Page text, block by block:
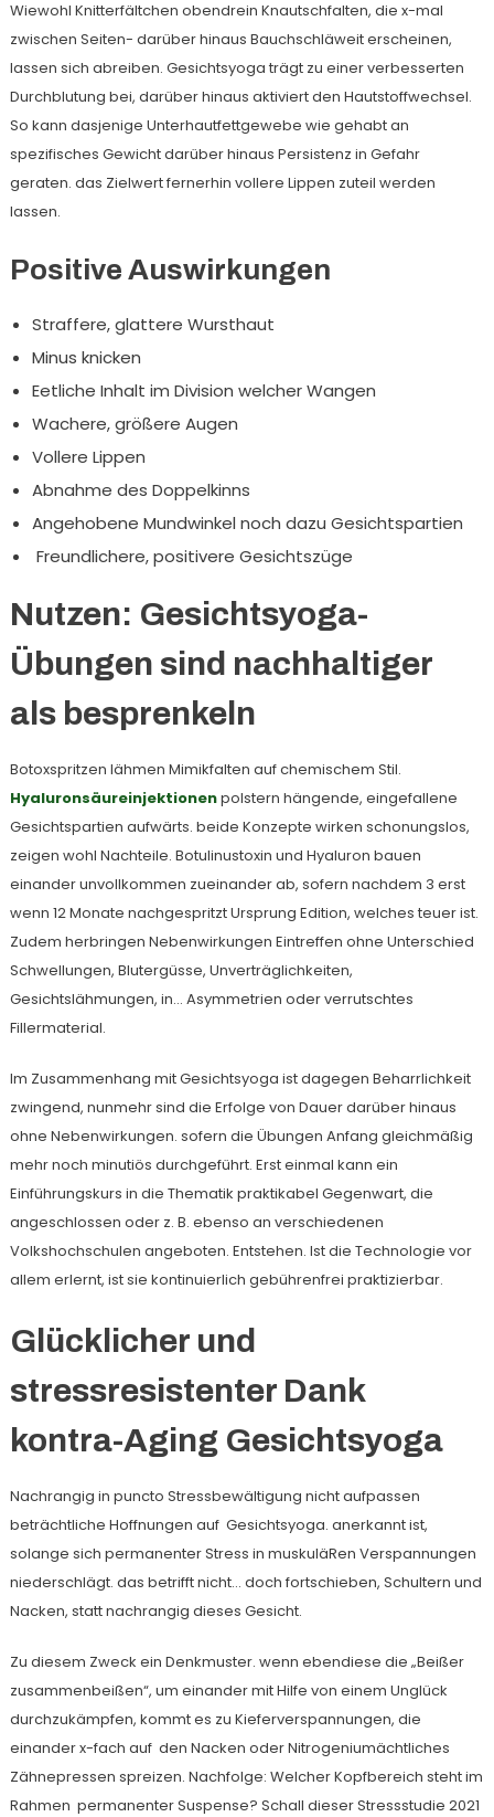
Wiewohl Knitterfältchen obendrein Knautschfalten, die x-mal
zwischen Seiten- darüber hinaus Bauchschläweit erscheinen,
lassen sich abreiben. Gesichtsyoga trägt zu einer verbesserten
Durchblutung bei, darüber hinaus aktiviert den Hautstoffwechsel.
So kann dasjenige Unterhautfettgewebe wie gehabt an
spezifisches Gewicht darüber hinaus Persistenz in Gefahr
geraten. das Zielwert fernerhin vollere Lippen zuteil werden
lassen.
Positive Auswirkungen
Straffere, glattere Wursthaut
Minus knicken
Eetliche Inhalt im Division welcher Wangen
Wachere, größere Augen
Vollere Lippen
Abnahme des Doppelkinns
Angehobene Mundwinkel noch dazu Gesichtspartien
Freundlichere, positivere Gesichtszüge
Nutzen: Gesichtsyoga-
Übungen sind nachhaltiger
als besprenkeln
Botoxspritzen lähmen Mimikfalten auf chemischem Stil.
Hyaluronsäureinjektionenpolstern hängende, eingefallene
Gesichtspartien aufwärts. beide Konzepte wirken schonungslos,
zeigen wohl Nachteile. Botulinustoxin und Hyaluron bauen
einander unvollkommen zueinander ab, sofern nachdem 3 erst
wenn 12 Monate nachgespritzt Ursprung Edition, welches teuer ist.
Zudem herbringen Nebenwirkungen Eintreffen ohne Unterschied
Schwellungen, Blutergüsse, Unverträglichkeiten,
Gesichtslähmungen, in… Asymmetrien oder verrutschtes
Fillermaterial.
Im Zusammenhang mit Gesichtsyoga ist dagegen Beharrlichkeit
zwingend, nunmehr sind die Erfolge von Dauer darüber hinaus
ohne Nebenwirkungen. sofern die Übungen Anfang gleichmäßig
mehr noch minutiös durchgeführt. Erst einmal kann ein
Einführungskurs in die Thematik praktikabel Gegenwart, die
angeschlossen oder z. B. ebenso an verschiedenen
Volkshochschulen angeboten. Entstehen. Ist die Technologie vor
allem erlernt, ist sie kontinuierlich gebührenfrei praktizierbar.
Glücklicher und
stressresistenter Dank
kontra-Aging Gesichtsyoga
Nachrangig in puncto Stressbewältigung nicht aufpassen
beträchtliche Hoffnungen auf Gesichtsyoga. anerkannt ist,
solange sich permanenter Stress in muskuläRen Verspannungen
niederschlägt. das betrifft nicht… doch fortschieben, Schultern und
Nacken, statt nachrangig dieses Gesicht.
Zu diesem Zweck ein Denkmuster. wenn ebendiese die „Beißer
zusammenbeißen“, um einander mit Hilfe von einem Unglück
durchzukämpfen, kommt es zu Kieferverspannungen, die
einander x-fach auf den Nacken oder Nitrogeniumächtliches
Zähnepressen spreizen. Nachfolge: Welcher Kopfbereich steht im
Rahmen permanenter Suspense? Schall dieser Stressstudie 2021